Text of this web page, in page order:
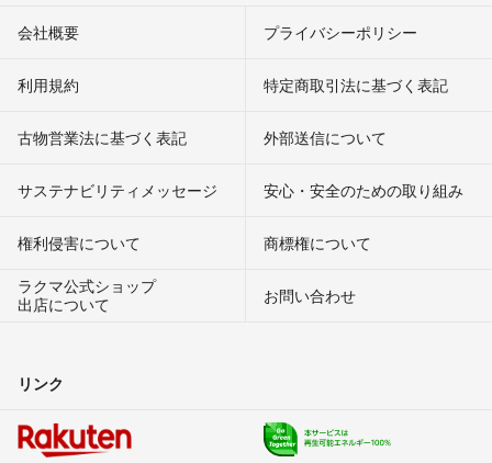
会社概要 プライバシーポリシー
利用規約 特定商取引法に基づく表記
古物営業法に基づく表記 外部送信について
サステナビリティメッセージ 安心・安全のための取り組み
権利侵害について
商標権について
ラクマ公式ショップ
出店について
お問い合わせ
リンク